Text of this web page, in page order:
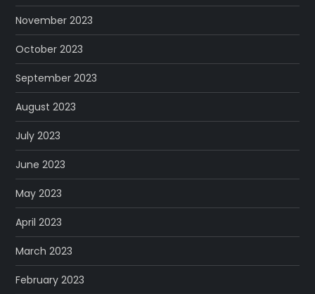
November 2023
October 2023
September 2023
August 2023
July 2023
June 2023
May 2023
April 2023
March 2023
February 2023